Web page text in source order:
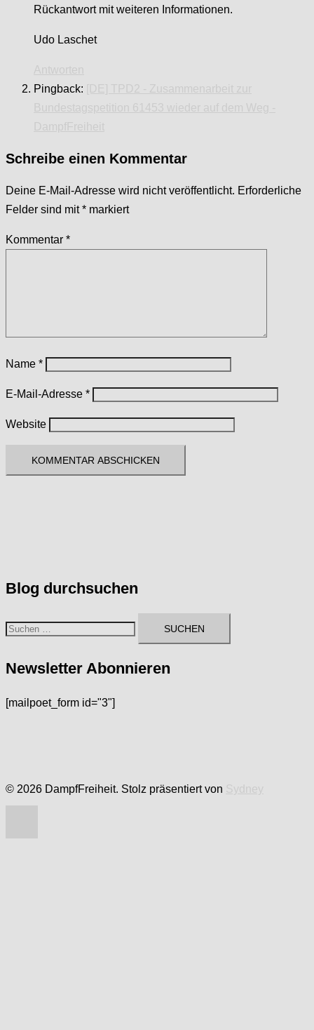
Rückantwort mit weiteren Informationen.
Udo Laschet
Pingback:
Schreibe einen Kommentar
Deine E-Mail-Adresse wird nicht veröffentlicht. Erforderliche
Felder sind mit* markiert
Kommentar *
Name *
E-Mail-Adresse *
Website
Blog durchsuchen
Suchen
Newsletter Abonnieren
[mailpoet_form id="3"]
© 2026 DampfFreiheit. Stolz präsentiert von